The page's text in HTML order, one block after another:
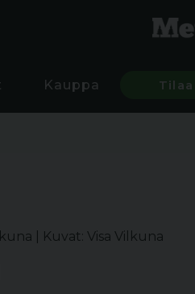
Kauppa Tilaa
Kuvat: Visa Vilkuna